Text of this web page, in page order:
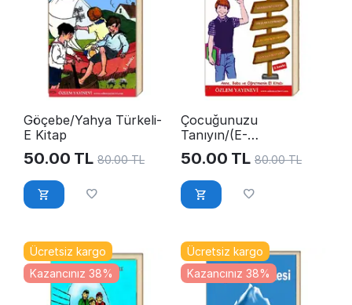
Göçebe/Yahya Türkeli-
E Kitap
50.00 TL 80.00 TL
Çocuğunuzu
Tanıyın/(E-
Kitap)YahyaTürkeli
50.00 TL 80.00 TL
Ücretsiz kargo
Kazancınız 38%
Ücretsiz kargo
Kazancınız 38%